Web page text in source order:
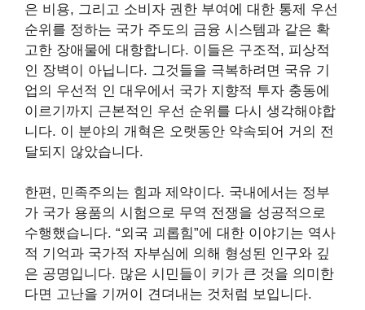
은 비용, 그리고 소비자 권한 부여에 대한 통제 우선
순위를 정하는 국가 주도의 금융 시스템과 같은 확
고한 장애물에 대항합니다. 이들은 구조적, 피상적
인 장벽이 아닙니다. 그것들을 극복하려면 국유 기
업의 우선적 인 대우에서 국가 지향적 투자 충동에
이르기까지 근본적인 우선 순위를 다시 생각해야합
니다. 이 분야의 개혁은 오랫동안 약속되어 거의 전
달되지 않았습니다.
한편, 민족주의는 힘과 제약이다. 국내에서는 정부
가 국가 용품의 시험으로 무역 전쟁을 성공적으로
수행했습니다. “외국 괴롭힘”에 대한 이야기는 역사
적 기억과 국가적 자부심에 의해 형성된 인구와 깊
은 공명입니다. 많은 시민들이 키가 큰 것을 의미한
다면 고난을 기꺼이 견뎌내는 것처럼 보입니다.